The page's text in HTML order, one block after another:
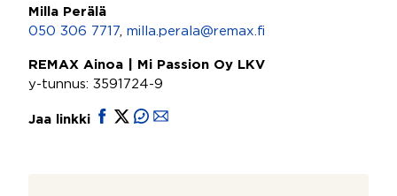
Milla Perälä
050 306 7717
milla.perala@remax.fi
REMAX Ainoa | Mi Passion Oy LKV
y-tunnus: 3591724-9
Jaa linkki